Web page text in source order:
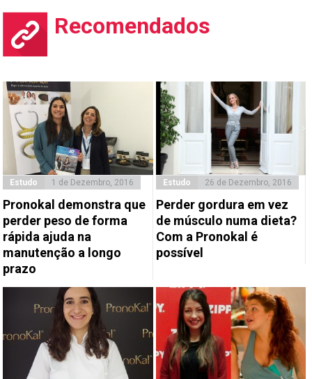
Recomendados
Estudo 1 de Dezembro, 2016
Pronokal demonstra que
perder peso de forma
rápida ajuda na
manutenção a longo
prazo
Estudo 26 de Dezembro, 2016
Perder gordura em vez
de músculo numa dieta?
Com a Pronokal é
possível